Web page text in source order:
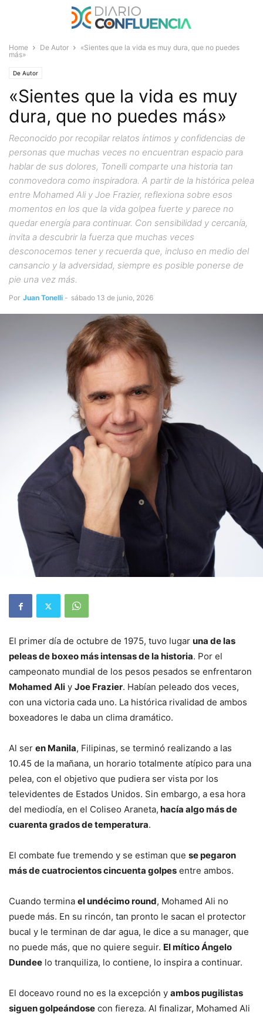
Home De Autor
«Sientes que la vida es muy dura, que no puedes
más»
De Autor
«Sientes que la vida es muy
dura, que no puedes más»
Reconocido por recopilar relatos íntimos y confidencias de
personas que muchas veces no encuentran espacio para
hablar de sus dolores, Tonelli comparte una historia tan
conmovedora como inspiradora. A partir de la histórica pelea
entre Mohamed Ali y Joe Frazier, reflexiona sobre esos
momentos en los que la vida golpea fuerte y parece no
quedar energía para continuar. Con sensibilidad y cercanía,
invita a descubrir la fuerza que muchas veces
desconocemos tener y recuerda que, incluso en medio del
cansancio y la adversidad, siempre es posible ponerse de
pie una vez más.
Por Juan Tonelli - sábado 13 de junio, 2026
El primer día de octubre de 1975, tuvo lugar una de las
peleas de boxeo más intensas de la historia. Por el
campeonato mundial de los pesos pesados se enfrentaron
Mohamed Ali y Joe Frazier. Habían peleado dos veces,
con una victoria cada uno. La histórica rivalidad de ambos
boxeadores le daba un clima dramático.
Al ser en Manila, Filipinas, se terminó realizando a las
10.45 de la mañana, un horario totalmente atípico para una
pelea, con el objetivo que pudiera ser vista por los
televidentes de Estados Unidos. Sin embargo, a esa hora
del mediodía, en el Coliseo Araneta, hacía algo más de
cuarenta grados de temperatura.
El combate fue tremendo y se estiman que se pegaron
más de cuatrocientos cincuenta golpes entre ambos.
Cuando termina el undécimo round, Mohamed Ali no
puede más. En su rincón, tan pronto le sacan el protector
bucal y le terminan de dar agua, le dice a su manager, que
no puede más, que no quiere seguir. El mítico Ángelo
Dundee lo tranquiliza, lo contiene, lo inspira a continuar.
El doceavo round no es la excepción y ambos pugilistas
siguen golpeándose con fiereza. Al finalizar, Mohamed Ali